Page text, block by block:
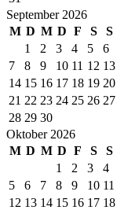
September 2026
M D M D F S
S
1
2 3 4 5
6
7
8 9 10 11 12 13
14 15 16 17 18 19 20
21 22 23 24 25 26 27
28 29 30
Oktober 2026
M D M D F S
S
1
2 3
4
5
6 7 8 9 10 11
12 13 14 15 16 17 18